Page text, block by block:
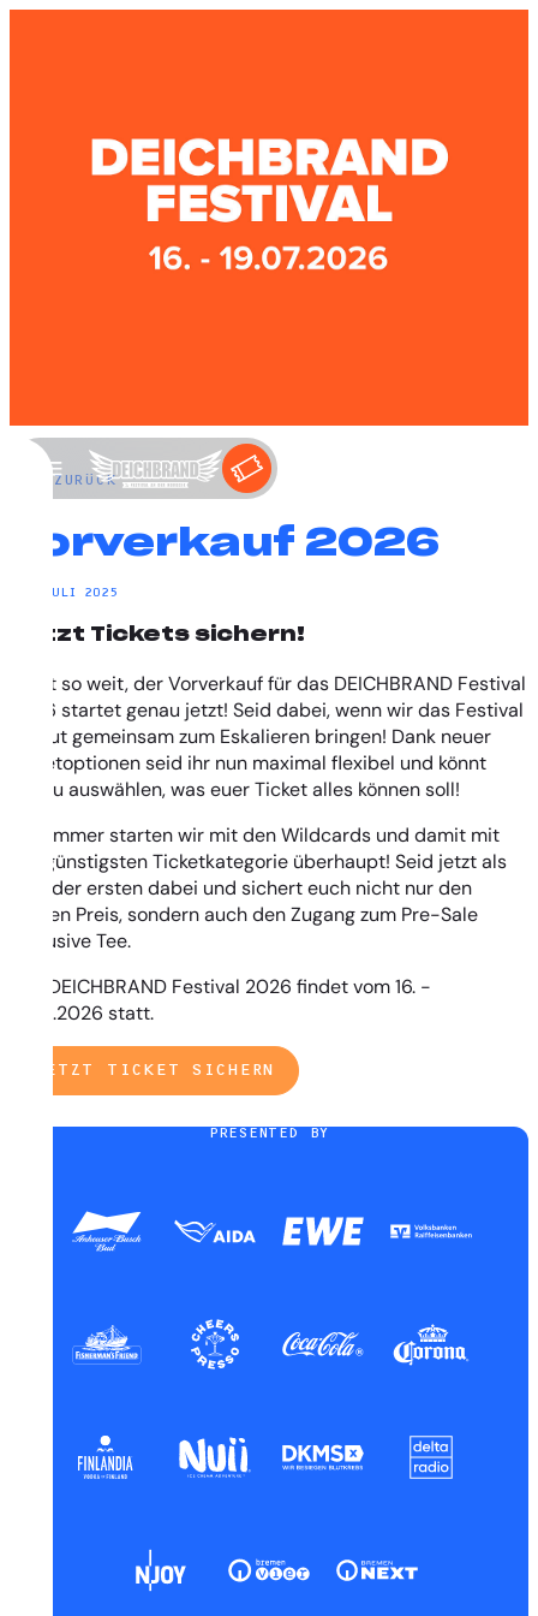
ZURÜCK
Vorverkauf 2026
21. JULI 2025
Jetzt Tickets sichern!
Es ist so weit, der Vorverkauf für das DEICHBRAND Festival
2026 startet genau jetzt! Seid dabei, wenn wir das Festival
erneut gemeinsam zum Eskalieren bringen! Dank neuer
Ticketoptionen seid ihr nun maximal flexibel und könnt
genau auswählen, was euer Ticket alles können soll!
Wie immer starten wir mit den Wildcards und damit mit
der günstigsten Ticketkategorie überhaupt! Seid jetzt als
eine der ersten dabei und sichert euch nicht nur den
besten Preis, sondern auch den Zugang zum Pre-Sale
Exclusive Tee.
Das DEICHBRAND Festival 2026 findet vom 16. -
19.07.2026 statt.
JETZT TICKET SICHERN
PRESENTED BY